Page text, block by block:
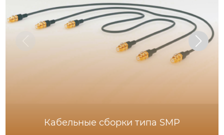
Кабельные сборки типа SMP